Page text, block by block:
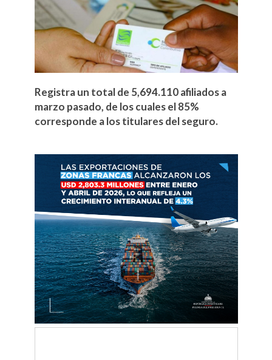
Registra un total de 5,694.110 afiliados a
marzo pasado, de los cuales el 85%
corresponde a los titulares del seguro.